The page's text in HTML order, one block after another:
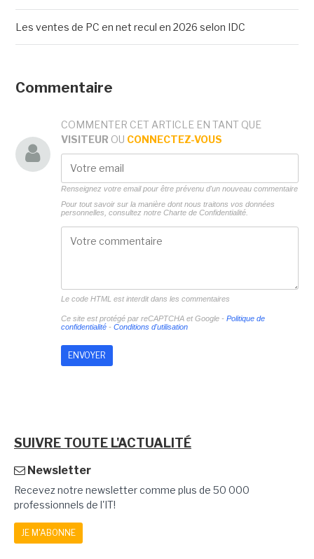
Les ventes de PC en net recul en 2026 selon IDC
Commentaire
COMMENTER CET ARTICLE EN TANT QUE
VISITEUR OU CONNECTEZ-VOUS
Renseignez votre email pour être prévenu d'un nouveau commentaire
Pour tout savoir sur la manière dont nous traitons vos données
personnelles, consultez notre Charte de Confidentialité.
Le code HTML est interdit dans les commentaires
Ce site est protégé par reCAPTCHA et Google - Politique de
confidentialité- Conditions d'utilisation
SUIVRE TOUTE L'ACTUALITÉ
Newsletter
Recevez notre newsletter comme plus de 50 000
professionnels de l'IT!
JE M'ABONNE